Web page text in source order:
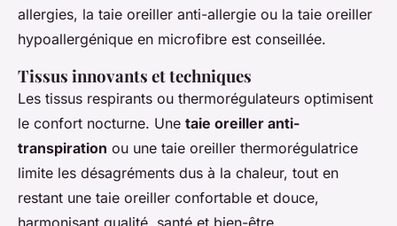
allergies, la taie oreiller anti-allergie ou la taie oreiller
hypoallergénique en microfibre est conseillée.
Tissus innovants et techniques
Les tissus respirants ou thermorégulateurs optimisent
le confort nocturne. Une taie oreiller anti-
transpiration ou une taie oreiller thermorégulatrice
limite les désagréments dus à la chaleur, tout en
restant une taie oreiller confortable et douce,